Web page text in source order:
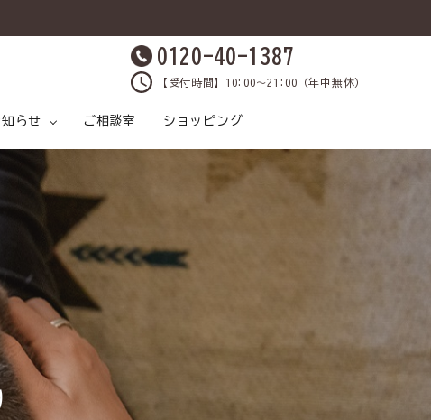
0120-40-1387
【受付時間】10:00～21:00（年中無休）
の原材料と製法
ィケア おうちケアしましょ
知らせ
トピックス 各種SNS
ご相談室 ショッピング